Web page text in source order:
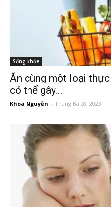
Sống khỏe
Ăn cùng một loại
có thể gây...
Khoa Nguyễn - Tháng Ba 28, 2023